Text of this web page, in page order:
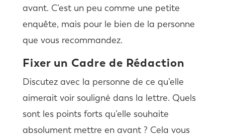
avant. C’est un peu comme une petite
enquête, mais pour le bien de la personne
que vous recommandez.
Fixer un Cadre de Rédaction
Discutez avec la personne de ce qu’elle
aimerait voir souligné dans la lettre. Quels
sont les points forts qu’elle souhaite
absolument mettre en avant ? Cela vous